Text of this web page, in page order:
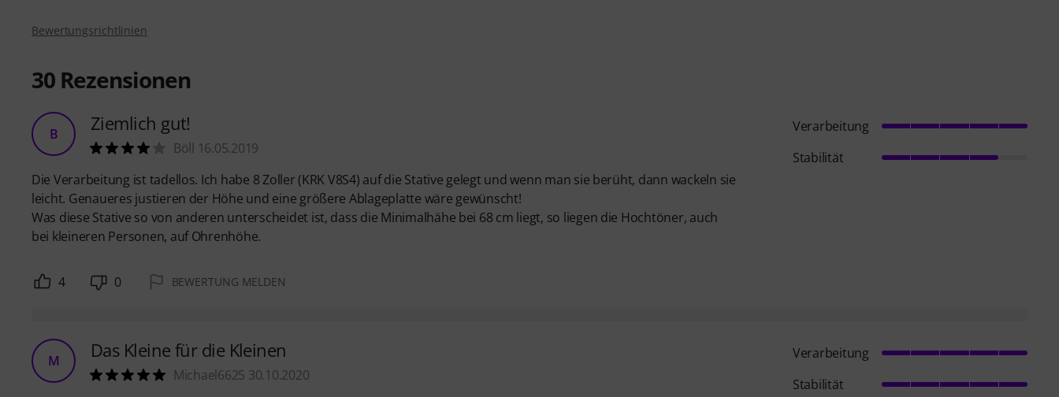
Bewertungsrichtlinien
30 Rezensionen
B Ziemlich gut!
Böll 16.05.2019
Die Verarbeitung ist tadellos. Ich habe 8 Zoller (KRK V8S4) auf die Stative gelegt und wenn man sie berüht, dann wackeln sie
leicht. Genaueres justieren der Höhe und eine größere Ablageplatte wäre gewünscht!
Was diese Stative so von anderen unterscheidet ist, dass die Minimalhähe bei 68 cm liegt, so liegen die Hochtöner, auch
bei kleineren Personen, auf Ohrenhöhe.
Verarbeitung
Stabilität
4 0 BEWERTUNG MELDEN
M Das Kleine für die Kleinen
Michael6625 30.10.2020
Verarbeitung
Stabilität